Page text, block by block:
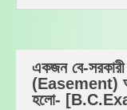
একজন বে-
(Easement)
হলো-